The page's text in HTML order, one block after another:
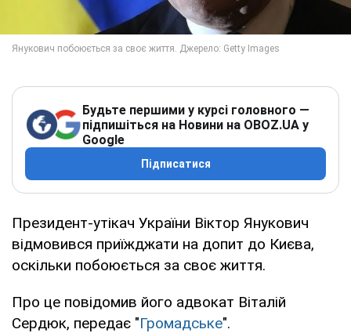
Будьте першими у курсі головного —
підпишіться на Новини на OBOZ.UA у
Google
Підписатися
Президент-утікач України Віктор Янукович
відмовився приїжджати на допит до Києва,
оскільки побоюється за своє життя.
Про це повідомив його адвокат Віталій
Сердюк, передає "Громадське".